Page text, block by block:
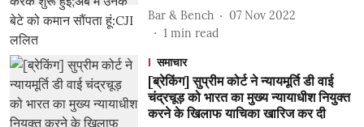
Bar & Bench
07 Nov 2022
1 min read
समाचार
[ब्रेकिंग] सुप्रीम कोर्ट ने न्यायमूर्ति डी वाई
चंद्रचूड़ को भारत का मुख्य न्यायाधीश नियुक्त
करने के खिलाफ याचिका खारिज कर दी